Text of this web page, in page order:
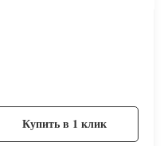
Купить в 1 клик